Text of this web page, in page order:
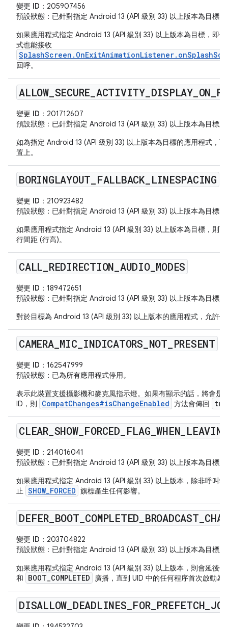
變更 ID： 205907456
預設狀態 ：已針對指定 Android 13 (API 級別 33) 以上版本為目標
如果應用程式指定 Android 13 (API 級別 33) 以上版本為目標，即
式也能接收
回呼。
ALLOW_ SECURE ACTIVITY_ DISPLAY_ ON
變更 ID： 201712607
預設狀態 ：已針對指定 Android 13 (API 級別 33) 以上版本為目標
如為指定 Android 13 (API 級別 33) 以上版本為目標的應用程式，
置上。
BORINGLAYOUT FALLBACK LINESPACING
變更 ID： 210923482
預設狀態 ：已針對指定 Android 13 (API 級別 33) 以上版本為目標
如果應用程式指定 Android 13 (API 級別 33) 以上版本為目標，則
行間距 (行高)。
CALL REDIRECTION AUDIO_ MODES
變更 ID： 189472651
預設狀態 ：已針對指定 Android 13 (API 級別 33) 以上版本為目標
對於目標為 Android 13 (API 級別 33) 以上版本的應用程式，允許
CAMERA_ MIC INDICATORS NOT PRESENT
變更 ID： 162547999
預設狀態 ：已為所有應用程式停用。
表示此裝置支援攝影機和麥克風指示燈。如果有顯示的話，將會是
ID，則 CompatChanges#isChangeEnabled 方法會傳回
CLEAR_ SHOW_ FORCED FLAG _WHEN LEAVING
變更 ID： 214016041
預設狀態 ：已針對指定 Android 13 (API 級別 33) 以上版本為目標
如果應用程式指定 Android 13 (API 級別 33) 以上版本，除非呼叫
止 SHOW_FORCED 旗標產生任何影響。
DEFER_ BOOT COMPLETED BROADCAST
變更 ID： 203704822
預設狀態 ：已針對指定 Android 13 (API 級別 33) 以上版本為目標
如果應用程式指定 Android 13 (API 級別 33) 以上版本，則會延後
和
BOOT_COMPLETED 廣播，直到 UID 中的任何程序首次啟動為
DISALLOW DEADLINES FOR_ PREFETCH